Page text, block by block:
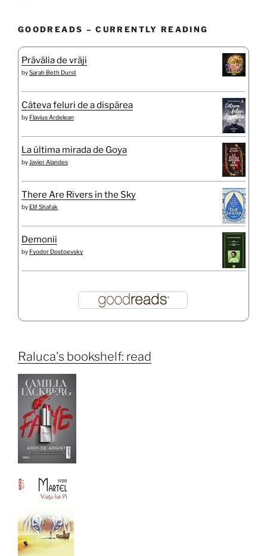
GOODREADS – CURRENTLY READING
Prăvălia de vrăji
bySarah Beth Durst
Câteva feluri de a dispărea
by Flavius Ardelean
La última mirada de Goya
by Javier Alandes
There Are Rivers in the Sky
by Elif Shafak
Demonii
by Fyodor Dostoevsky
Raluca's bookshelf: read